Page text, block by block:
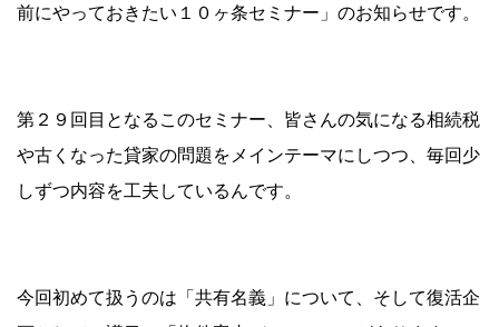
前にやっておきたい１０ヶ条セミナー」のお知らせです。
第２９回目となるこのセミナー、皆さんの気になる相続税
や古くなった貸家の問題をメインテーマにしつつ、毎回少
しずつ内容を工夫しているんです。
今回初めて扱うのは「共有名義」について、そして復活企